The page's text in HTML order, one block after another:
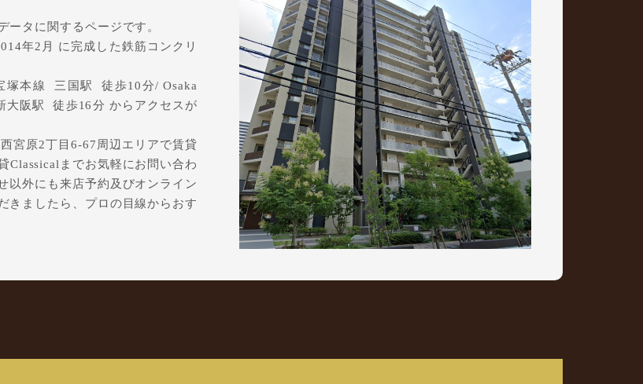
ータに関するページです。
年2月 に完成した鉄筋コンクリ
塚本線 三国駅 徒歩10分/ Osaka
阪駅 徒歩16分 からアクセスが
宮原2丁目6-67周辺エリアで賃貸
Classicalまでお気軽にお問い合わ
以外にも来店予約及びオンライン
きましたら、プロの目線からおす